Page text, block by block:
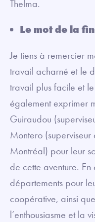
Thelma.
Le mot de la
Je tiens à remercier
travail acharné et le
travail plus facile et
également exprimer
Guiraudou
Montero
Montréal) pour leur
de cette aventure.
départements pour
coopérative, ainsi
l’enthousiasme et la